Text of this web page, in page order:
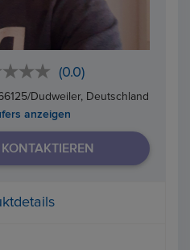
(0.0)
Dudweiler, Deutschland
anzeigen